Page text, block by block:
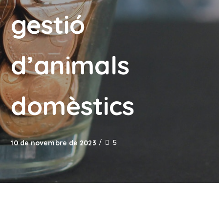
gestió
d’animals
domèstics
10 de novembre de 2023 5